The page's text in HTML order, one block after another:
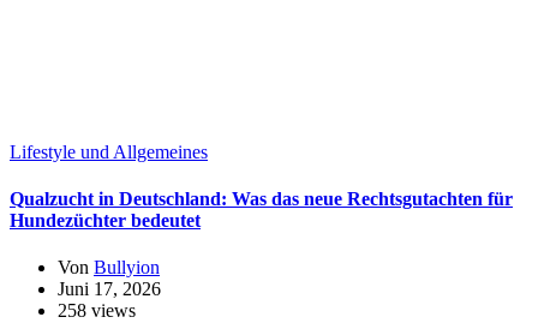
Lifestyle und Allgemeines
Qualzucht in Deutschland: Was das neue Rechtsgutachten für
Hundezüchter bedeutet
Von Bullyion
Juni 17, 2026
258 views